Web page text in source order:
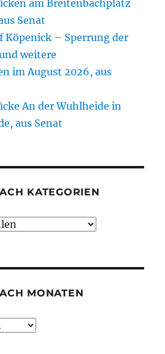
am Breitenbachplatz
Senat
Köpenick – Sperrung der
weitere
im August 2026, aus
An der Wuhlheide in
aus Senat
KATEGORIEN
MONATEN